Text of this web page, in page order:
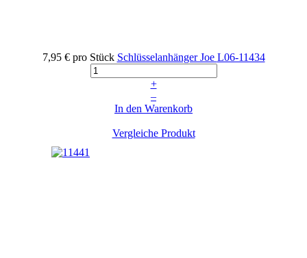
7,95 € pro Stück Schlüsselanhänger Joe L06-11434
+
–
In den Warenkorb
Vergleiche Produkt